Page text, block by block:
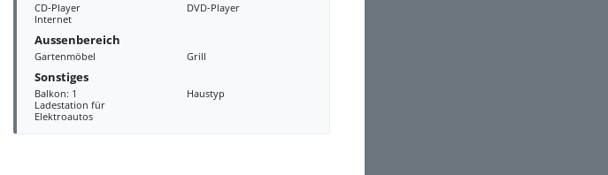
CD-Player
DVD-Player
Internet
Aussenbereich
Gartenmöbel Grill
Sonstiges
Balkon: 1
Haustyp
Ladestation für
Elektroautos